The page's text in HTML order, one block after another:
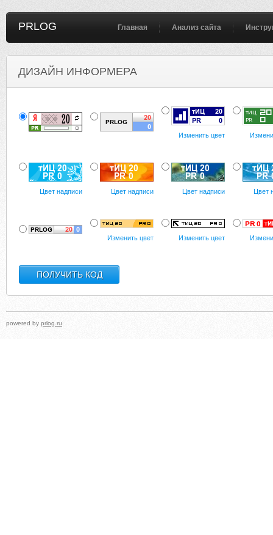
PRLOG Главная Анализ сайта
ДИЗАЙН ИНФОРМЕРА
Изменить цвет
Цвет надписи Цвет надписи Цвет надписи Цвет
Изменить цвет Изменить цвет
powered by prlog.ru